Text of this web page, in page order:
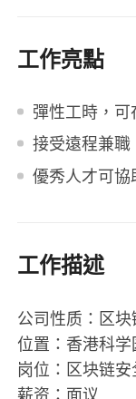
工作亮點
彈性工時，可
接受遠程兼
優秀人才可
工作描述
公司性质：区
位置：香港科学
岗位：区块链
薪资：面议